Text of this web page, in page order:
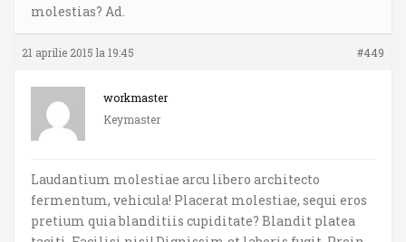
molestias? Ad.
21 aprilie 2015 la 19:45 #449
workmaster
Keymaster
Laudantium molestiae arcu libero architecto
fermentum, vehicula! Placerat molestiae, sequi eros
pretium quia blanditiis cupiditate? Blandit platea